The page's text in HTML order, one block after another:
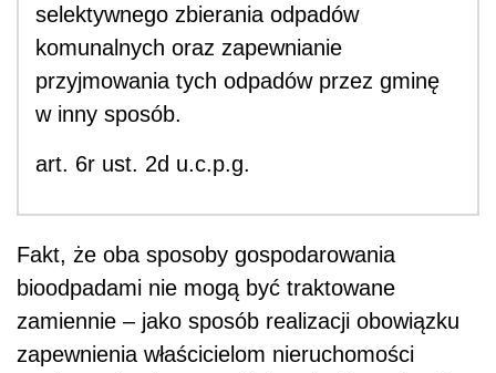
selektywnego zbierania odpadów
komunalnych oraz zapewnianie
przyjmowania tych odpadów przez gminę
w inny sposób.
art. 6r ust. 2d u.c.p.g.
Fakt, że oba sposoby gospodarowania
bioodpadami nie mogą być traktowane
zamiennie – jako sposób realizacji obowiązku
zapewnienia właścicielom nieruchomości